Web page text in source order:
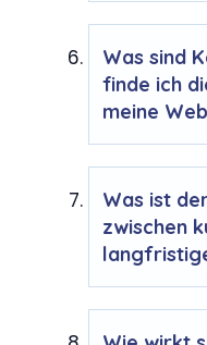
Was sind
finde ich
meine
Was ist
zwischen